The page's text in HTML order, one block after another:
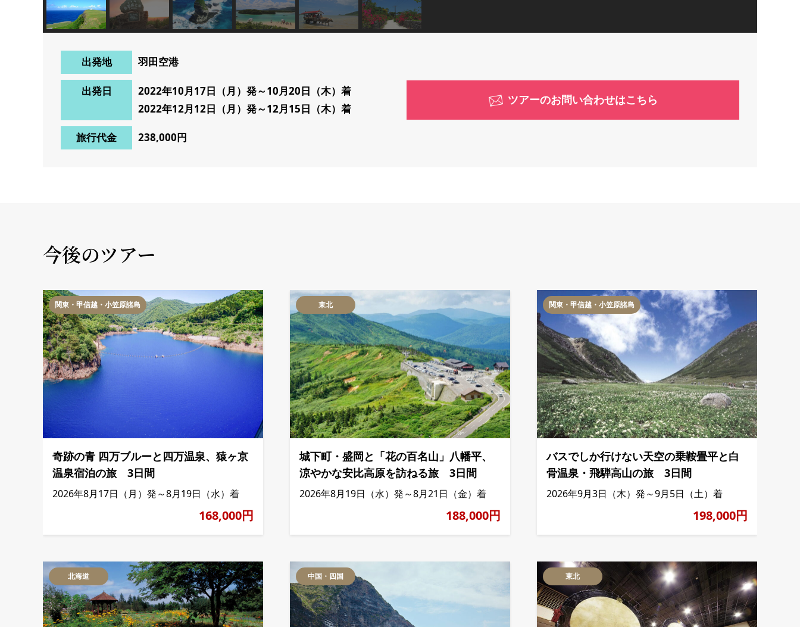
出発地 羽田空港
出発日
2022年10月17日（月）発～10月20日（木）着
2022年12月12日（月）発～12月15日（木）着
旅行代金 238,000円
ツアーのお問い合わせはこちら
今後のツアー
関東・甲信越・小笠原諸島
奇跡の青 四万ブルーと四万温泉、猿ヶ京
温泉宿泊の旅 3日間
2026年8月17日（月）発～8月19日（水）着
168,000円
東北
城下町・盛岡と「花の百名山」八幡平、
涼やかな安比高原を訪ねる旅 3日間
2026年8月19日（水）発～8月21日（金）着
188,000円
関東・甲信越・小笠原諸島
バスでしか行けない天空の乗鞍畳平と白
骨温泉・飛騨高山の旅 3日間
2026年9月3日（木）発～9月5日（土）着
198,000円
北海道 中国・四国 東北